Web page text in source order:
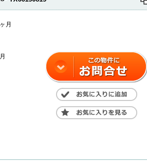
月
月